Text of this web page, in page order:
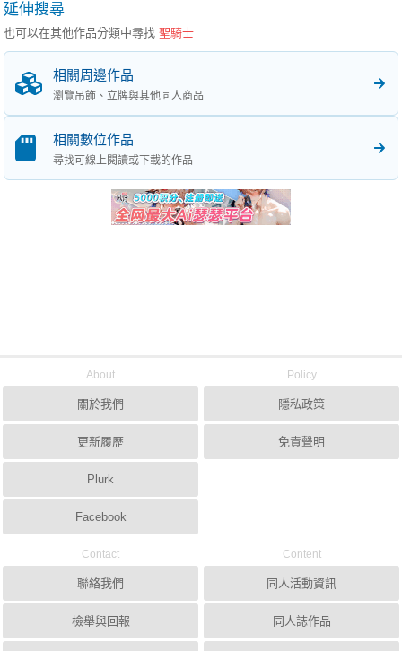
延伸搜尋
也可以在其他作品分類中尋找聖騎士
相關周邊作品
瀏覽吊飾、立牌與其他同人商品
相關數位作品
尋找可線上閱讀或下載的作品
About
關於我們
更新履歷
Plurk
Facebook
Policy
隱私政策
免責聲明
Contact
聯絡我們
檢舉與回報
Content
同人活動資訊
同人誌作品